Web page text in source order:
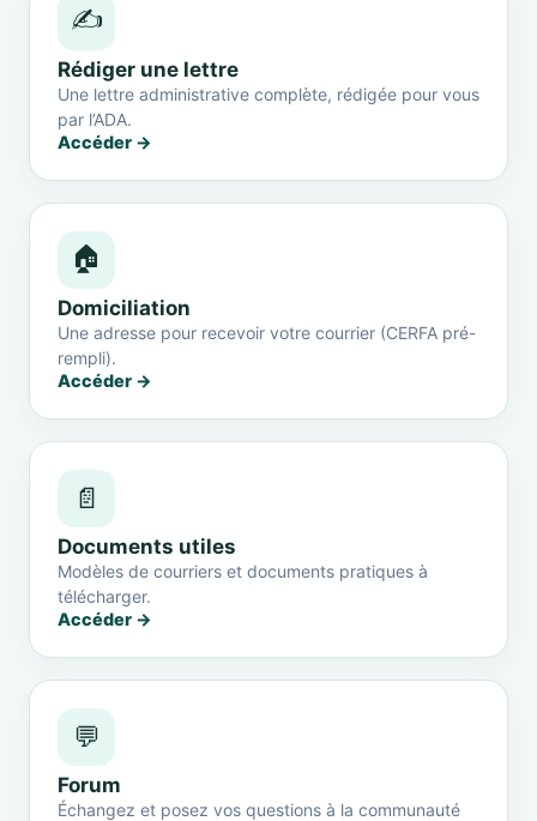
✍️
Rédiger une lettre
Une lettre administrative complète, rédigée pour vous
par l’ADA.
Accéder →
🏠
Domiciliation
Une adresse pour recevoir votre courrier (CERFA pré-
rempli).
Accéder →
📄
Documents utiles
Modèles de courriers et documents pratiques à
télécharger.
Accéder →
💬
Forum
Échangez et posez vos questions à la communauté